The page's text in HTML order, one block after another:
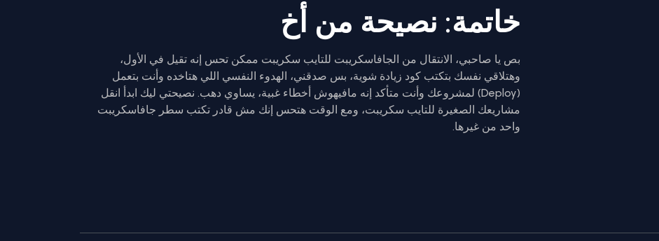
خاتمة: نصيحة من أخ
بص يا صاحبي، الانتقال من الجافاسكريبت للتايب سكريبت ممكن تحس إنه تقيل في الأول،
وهتلاقي نفسك بتكتب كود زيادة شوية، بس صدقني، الهدوء النفسي اللي هتاخده وأنت بتعمل
(Deploy) لمشروعك وأنت متأكد إنه مافيهوش أخطاء غبية، يساوي دهب. نصيحتي ليك ابدأ انقل
مشاريعك الصغيرة للتايب سكريبت، ومع الوقت هتحس إنك مش قادر تكتب سطر جافاسكريبت
واحد من غيرها.